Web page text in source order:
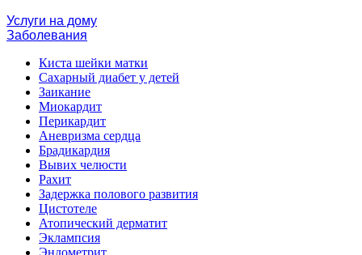
Услуги на дому
Заболевания
Киста шейки матки
Сахарный диабет у детей
Заикание
Миокардит
Перикардит
Аневризма сердца
Брадикардия
Вывих челюсти
Рахит
Задержка полового развития
Цистотеле
Атопический дерматит
Эклампсия
Эндометрит